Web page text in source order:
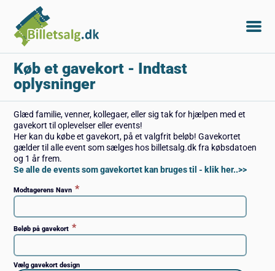
Køb et gavekort - Indtast
oplysninger
Glæd familie, venner, kollegaer, eller sig tak for hjælpen med et
gavekort til oplevelser eller events!
Her kan du købe et gavekort, på et valgfrit beløb! Gavekortet
gælder til alle event som sælges hos billetsalg.dk fra købsdatoen
og 1 år frem.
Se alle de events som gavekortet kan bruges til - klik her..>>
Modtagerens Navn *
Beløb på gavekort *
Vælg gavekort design